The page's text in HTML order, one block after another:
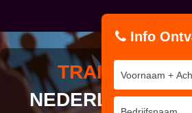
TRAINING
NEDERLANDS
Info